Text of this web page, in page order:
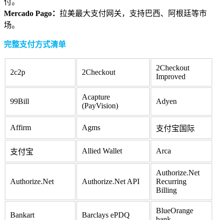
付。
Mercado Pago： 拉美最大支付网关，支持巴西、阿根廷等市
场。
完整支付方式清单
2c2p 2Checkout
2Checkout
Improved
99Bill
Acapture
(PayVision)
Adyen
Affirm Agms 支付宝国际
支付宝 Allied Wallet Arca
Authorize.Net Authorize.Net API
Authorize.Net
Recurring
Billing
Bankart Barclays ePDQ
BlueOrange